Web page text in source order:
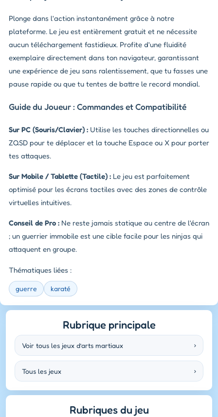
Plonge dans l'action instantanément grâce à notre
plateforme. Le jeu est entièrement gratuit et ne nécessite
aucun téléchargement fastidieux. Profite d'une fluidité
exemplaire directement dans ton navigateur, garantissant
une expérience de jeu sans ralentissement, que tu fasses une
pause rapide ou que tu tentes de battre le record mondial.
Guide du Joueur : Commandes et Compatibilité
Sur PC (Souris/Clavier) : Utilise les touches directionnelles ou
ZQSD pour te déplacer et la touche Espace ou X pour porter
tes attaques.
Sur Mobile / Tablette (Tactile) : Le jeu est parfaitement
optimisé pour les écrans tactiles avec des zones de contrôle
virtuelles intuitives.
Conseil de Pro : Ne reste jamais statique au centre de l'écran
; un guerrier immobile est une cible facile pour les ninjas qui
attaquent en groupe.
Thématiques liées :
guerre karaté
Rubrique principale
Voir tous les jeux d’arts martiaux ›
Tous les jeux ›
Rubriques du jeu